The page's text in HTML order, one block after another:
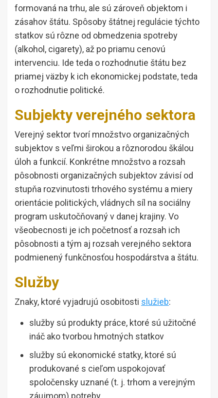
formovaná na trhu, ale sú zároveň objektom i
zásahov štátu. Spôsoby štátnej regulácie týchto
statkov sú rôzne od obmedzenia spotreby
(alkohol, cigarety), až po priamu cenovú
intervenciu. Ide teda o rozhodnutie štátu bez
priamej väzby k ich ekonomickej podstate, teda
o rozhodnutie politické.
Subjekty verejného sektora
Verejný sektor tvorí množstvo organizačných
subjektov s veľmi širokou a rôznorodou škálou
úloh a funkcií. Konkrétne množstvo a rozsah
pôsobnosti organizačných subjektov závisí od
stupňa rozvinutosti trhového systému a miery
orientácie politických, vládnych síl na sociálny
program uskutočňovaný v danej krajiny. Vo
všeobecnosti je ich početnosť a rozsah ich
pôsobnosti a tým aj rozsah verejného sektora
podmienený funkčnosťou hospodárstva a štátu.
Služby
Znaky, ktoré vyjadrujú osobitosti služieb:
služby sú produkty práce, ktoré sú užitočné
ináč ako tvorbou hmotných statkov
služby sú ekonomické statky, ktoré sú
produkované s cieľom uspokojovať
spoločensky uznané (t. j. trhom a verejným
záujmom) potreby